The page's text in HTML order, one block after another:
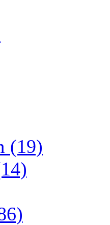
(19)